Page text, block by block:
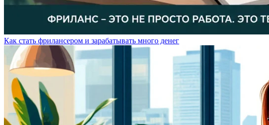
Как стать фрилансером и зарабатывать много денег